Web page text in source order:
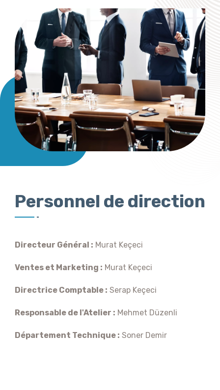
Personnel de direction
Directeur Général : Murat Keçeci
Ventes et Marketing : Murat Keçeci
Directrice Comptable : Serap Keçeci
Responsable de l'Atelier : Mehmet Düzenli
Département Technique : Soner Demir